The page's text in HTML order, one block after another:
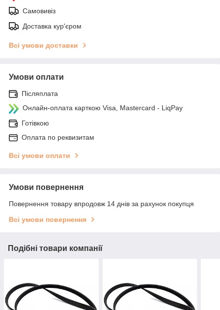
Самовивіз
Доставка кур'єром
Всі умови доставки
Умови оплати
Післяплата
Онлайн-оплата карткою Visa, Mastercard - LiqPay
Готівкою
Оплата по реквизитам
Всі умови оплати
Умови повернення
Повернення товару впродовж 14 днів за рахунок покупця
Всі умови повернення
Подібні товари компанії